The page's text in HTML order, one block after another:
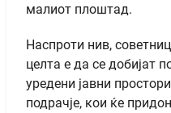
малиот плоштад.
Наспроти нив,
целта е да се добијат
уредени јавни
подрачје, кои ќе